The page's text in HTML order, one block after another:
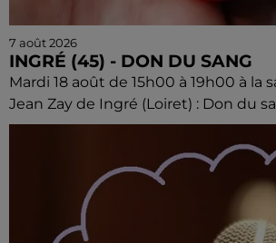
7 août 2026
INGRÉ (45) - DON DU SANG
Mardi 18 août de 15h00 à 19h00 à la
Jean Zay de Ingré (Loiret) : Don du